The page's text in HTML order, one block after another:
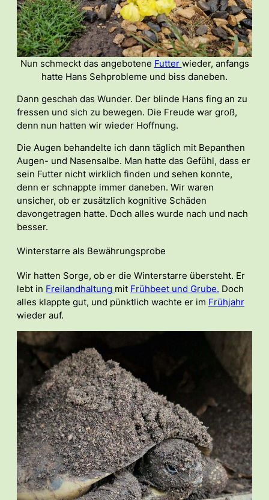
Nun schmeckt das angebotene Futter wieder, anfangs
hatte Hans Sehprobleme und biss daneben.
Dann geschah das Wunder. Der blinde Hans fing an zu
fressen und sich zu bewegen. Die Freude war groß,
denn nun hatten wir wieder Hoffnung.
Die Augen behandelte ich dann täglich mit Bepanthen
Augen- und Nasensalbe. Man hatte das Gefühl, dass er
sein Futter nicht wirklich finden und sehen konnte,
denn er schnappte immer daneben. Wir waren
unsicher, ob er zusätzlich kognitive Schäden
davongetragen hatte. Doch alles wurde nach und nach
besser.
Winterstarre als Bewährungsprobe
Wir hatten Sorge, ob er die Winterstarre übersteht. Er
lebt in Freilandhaltung mit Frühbeet und Grube. Doch
alles klappte gut, und pünktlich wachte er im Frühjahr
wieder auf.